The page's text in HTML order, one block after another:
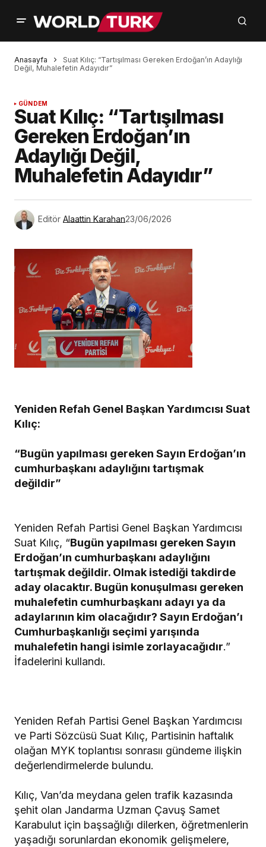
Anasayfa
Suat Kılıç: “Tartışılması Gereken Erdoğan’ın Adaylığı
Değil, Muhalefetin Adayıdır”
GÜNDEM
Suat Kılıç: “Tartışılması
Gereken Erdoğan’ın
Adaylığı Değil,
Muhalefetin Adayıdır”
Editör Alaattin Karahan23/06/2026
Yeniden Refah Genel Başkan Yardımcısı Suat
Kılıç:
“Bugün yapılması gereken Sayın Erdoğan’ın
cumhurbaşkanı adaylığını tartışmak
değildir”
Yeniden Refah Partisi Genel Başkan Yardımcısı
Suat Kılıç, “Bugün yapılması gereken Sayın
Erdoğan’ın cumhurbaşkanı adaylığını
tartışmak değildir. Olmak istediği takdirde
aday olacaktır. Bugün konuşulması gereken
muhalefetin cumhurbaşkanı adayı ya da
adaylarının kim olacağıdır? Sayın Erdoğan’ı
Cumhurbaşkanlığı seçimi yarışında
muhalefetin hangi isimle zorlayacağıdır.”
İfadelerini kullandı.
Yeniden Refah Partisi Genel Başkan Yardımcısı
ve Parti Sözcüsü Suat Kılıç, Partisinin haftalık
olağan MYK toplantısı sonrasıı gündeme ilişkin
değerlendirmelerde bulundu.
Kılıç, Van’da meydana gelen trafik kazasında
şehit olan Jandarma Uzman Çavuş Samet
Karabulut için başsağlığı dilerken, öğretmenlerin
yaşadığı sorunlardan ekonomik gelişmelere,